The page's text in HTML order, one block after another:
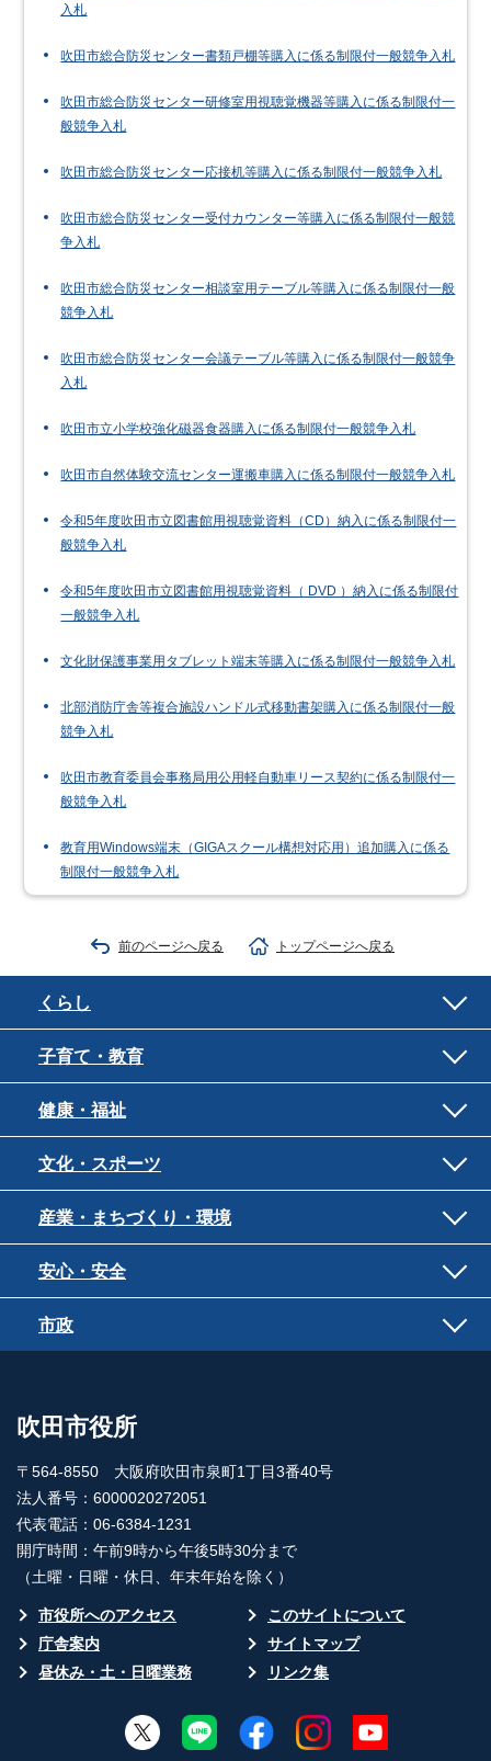
入札
吹田市総合防災センター書類戸棚等購入に係る制限付一般競争入札
吹田市総合防災センター研修室用視聴覚機器等購入に係る制限付一
般競争入札
吹田市総合防災センター応接机等購入に係る制限付一般競争入札
吹田市総合防災センター受付カウンター等購入に係る制限付一般競
争入札
吹田市総合防災センター相談室用テーブル等購入に係る制限付一般
競争入札
吹田市総合防災センター会議テーブル等購入に係る制限付一般競争
入札
吹田市立小学校強化磁器食器購入に係る制限付一般競争入札
吹田市自然体験交流センター運搬車購入に係る制限付一般競争入札
令和5年度吹田市立図書館用視聴覚資料（CD）納入に係る制限付一
般競争入札
令和5年度吹田市立図書館用視聴覚資料（ DVD ）納入に係る制限付
一般競争入札
文化財保護事業用タブレット端末等購入に係る制限付一般競争入札
北部消防庁舎等複合施設ハンドル式移動書架購入に係る制限付一般
競争入札
吹田市教育委員会事務局用公用軽自動車リース契約に係る制限付一
般競争入札
教育用Windows端末（GIGAスクール構想対応用）追加購入に係る
制限付一般競争入札
前のページへ戻る トップページへ戻る
くらし
子育て・教育
健康・福祉
文化・スポーツ
産業・まちづくり・環境
安心・安全
市政
吹田市役所
〒564-8550 大阪府吹田市泉町1丁目3番40号
法人番号：6000020272051
代表電話：06-6384-1231
開庁時間：午前9時から午後5時30分まで
（土曜・日曜・休日、年末年始を除く）
市役所へのアクセス
このサイトについて
庁舎案内
サイトマップ
昼休み・土・日曜業務
リンク集